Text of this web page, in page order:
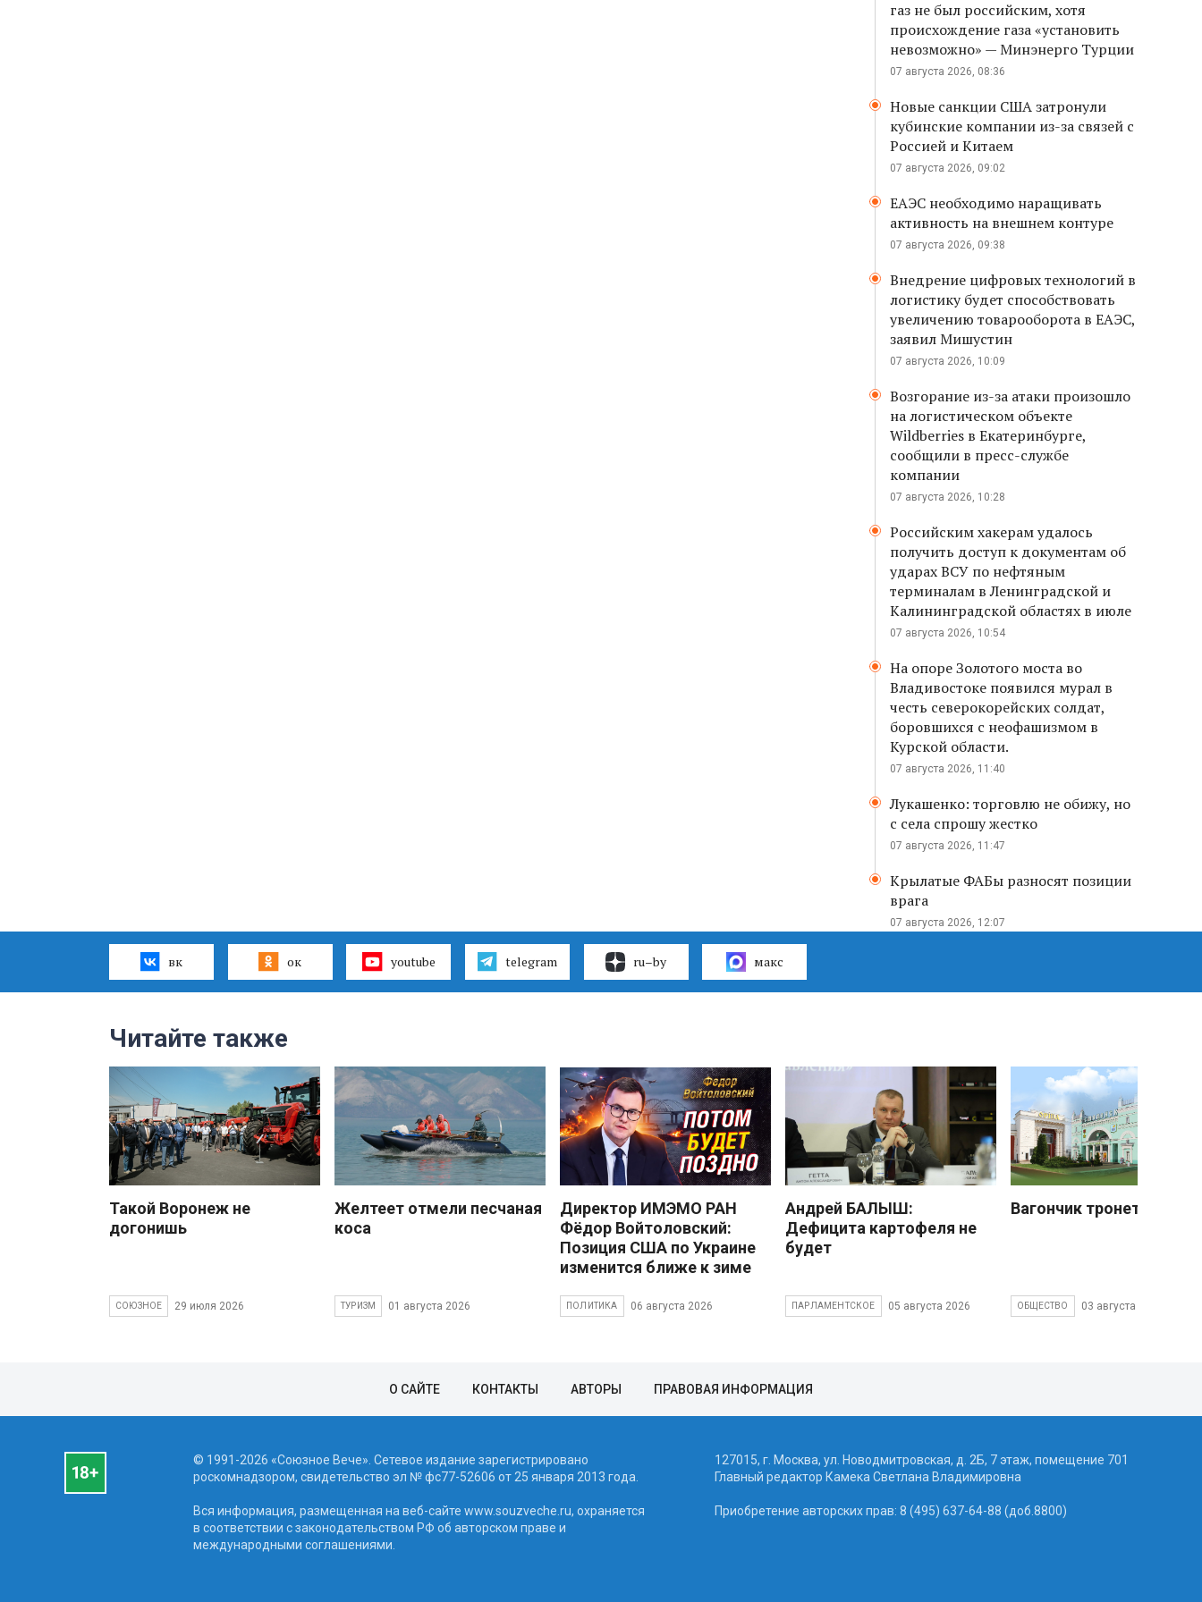
газ не был российским, хотя
происхождение газа «установить
невозможно» — Минэнерго Турции
07 августа 2026, 08:36
Новые санкции США затронули
кубинские компании из-за связей с
Россией и Китаем
07 августа 2026, 09:02
ЕАЭС необходимо наращивать
активность на внешнем контуре
07 августа 2026, 09:38
Внедрение цифровых технологий в
логистику будет способствовать
увеличению товарооборота в ЕАЭС,
заявил Мишустин
07 августа 2026, 10:09
Возгорание из-за атаки произошло
на логистическом объекте
Wildberries в Екатеринбурге,
сообщили в пресс-службе
компании
07 августа 2026, 10:28
Российским хакерам удалось
получить доступ к документам об
ударах ВСУ по нефтяным
терминалам в Ленинградской и
Калининградской областях в июле
07 августа 2026, 10:54
На опоре Золотого моста во
Владивостоке появился мурал в
честь северокорейских солдат,
боровшихся с неофашизмом в
Курской области.
07 августа 2026, 11:40
Лукашенко: торговлю не обижу, но
с села спрошу жестко
07 августа 2026, 11:47
Крылатые ФАБы разносят позиции
врага
07 августа 2026, 12:07
вк ок youtube telegram ru–by макс
Читайте также
Такой Воронеж не
догонишь
СОЮЗНОЕ 29 июля 2026
Желтеет отмели песчаная
коса
ТУРИЗМ 01 августа 2026
Директор ИМЭМО РАН
Фёдор Войтоловский:
Позиция США по Украине
изменится ближе к зиме
ПОЛИТИКА 06 августа 2026
Андрей БАЛЫШ:
Дефицита картофеля не
будет
ПАРЛАМЕНТСКОЕ 05 августа 2026
Вагончик тронется
ОБЩЕСТВО 03 августа 2026
О САЙТЕ КОНТАКТЫ АВТОРЫ ПРАВОВАЯ ИНФОРМАЦИЯ
© 1991-2026 «Союзное Вече». Сетевое издание зарегистрировано
роскомнадзором, свидетельство эл № фc77-52606 от 25 января 2013 года.
Вся информация, размещенная на веб-сайте www.souzveche.ru, охраняется
в соответствии с законодательством РФ об авторском праве и
международными соглашениями.
127015, г. Москва, ул. Новодмитровская, д. 2Б, 7 этаж, помещение 701
Главный редактор Камека Светлана Владимировна
Приобретение авторских прав: 8 (495) 637-64-88 (доб.8800)